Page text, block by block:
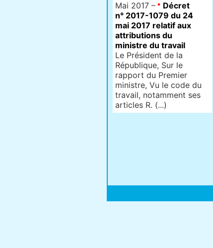
Mai 2017 –
Décret
n° 2017-1079 du 24
mai 2017 relatif aux
attributions du
ministre du travail
Le Président de la
République, Sur le
rapport du Premier
ministre, Vu le code du
travail, notamment ses
articles R. (...)